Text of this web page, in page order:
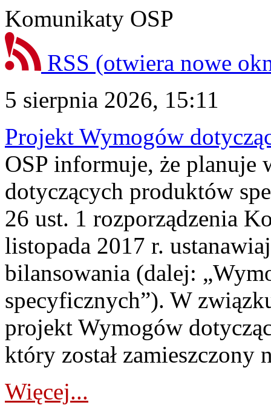
Komunikaty OSP
RSS (otwiera nowe
5 sierpnia 2026, 15:11
Projekt Wymogów
OSP informuje, że planuje
dotyczących produktów
26 ust. 1 rozporządzenia
listopada 2017 r.
bilansowania (dalej:
specyficznych”). W
projekt Wymogów
który został zamieszczony
Więcej...